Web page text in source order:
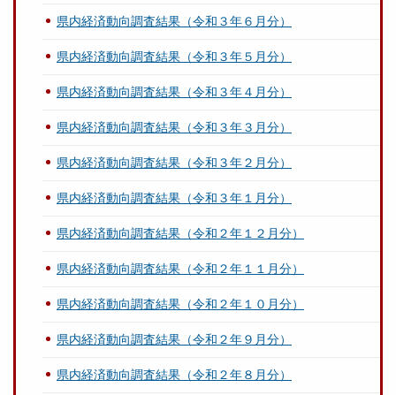
県内経済動向調査結果（令和３年６月分）
県内経済動向調査結果（令和３年５月分）
県内経済動向調査結果（令和３年４月分）
県内経済動向調査結果（令和３年３月分）
県内経済動向調査結果（令和３年２月分）
県内経済動向調査結果（令和３年１月分）
県内経済動向調査結果（令和２年１２月分）
県内経済動向調査結果（令和２年１１月分）
県内経済動向調査結果（令和２年１０月分）
県内経済動向調査結果（令和２年９月分）
県内経済動向調査結果（令和２年８月分）